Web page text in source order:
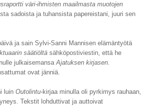
väri-ihmisten maailmasta muotojen
sadoista ja tuhansista papereistani, juuri sen
ja sain Sylvi-Sanni Mannisen elämäntyötä
säätiöltä sähköpostiviestin, että he
julkaisemansaAjatuksen kirjasen.
ovat jänniä.
luin Outolintu-kirjaa minulla oli pyrkimys rauhaan,
Tekstit lohduttivat ja auttoivat